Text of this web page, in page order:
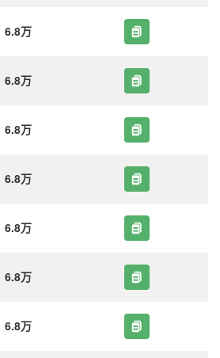
6.8万
6.8万
6.8万
6.8万
6.8万
6.8万
6.8万